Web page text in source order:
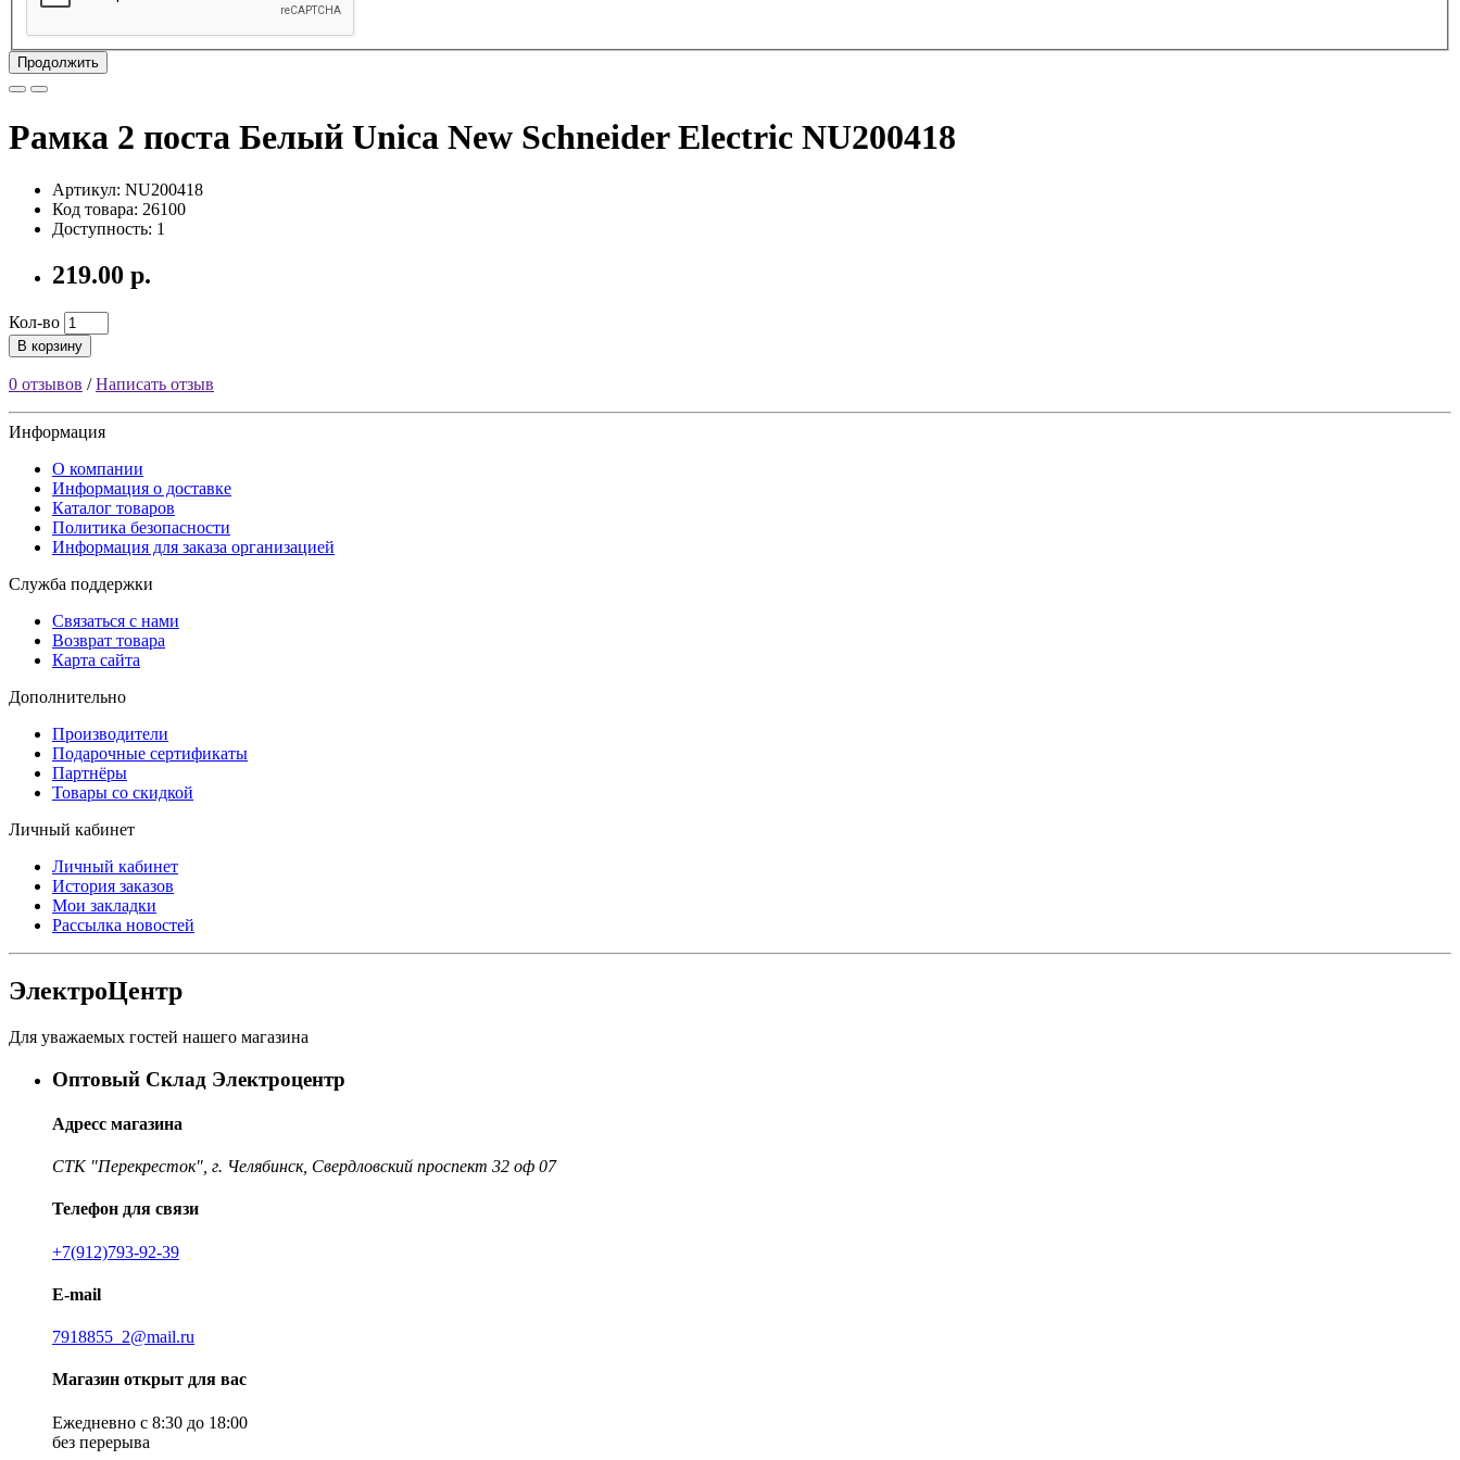
Продолжить
Рамка 2 поста Белый Unica New Schneider Electric NU200418
Артикул: NU200418
Код товара: 26100
Доступность: 1
219.00 р.
Кол-во
В корзину
0 отзывов /Написать отзыв
Информация
О компании
Информация о доставке
Каталог товаров
Политика безопасности
Информация для заказа организацией
Служба поддержки
Связаться с нами
Возврат товара
Карта сайта
Дополнительно
Производители
Подарочные сертификаты
Партнёры
Товары со скидкой
Личный кабинет
Личный кабинет
История заказов
Мои закладки
Рассылка новостей
ЭлектроЦентр
Для уважаемых гостей нашего магазина
Оптовый Склад Электроцентр
Адресс магазина
СТК "Перекресток", г. Челябинск, Свердловский проспект 32 оф 07
Телефон для связи
+7(912)793-92-39
E-mail
7918855_2@mail.ru
Магазин открыт для вас
Ежедневно с 8:30 до 18:00
без перерыва